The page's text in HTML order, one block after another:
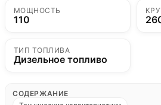
МОЩНОСТЬ
110
ТИП ТОПЛИВА
Дизельное топливо
СОДЕРЖАНИЕ